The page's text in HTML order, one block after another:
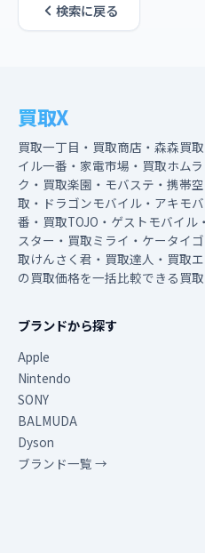
検索に戻る
買取X
買取一丁目・買取商店・森森買
イル一番・家電市場・買取ホム
ク・買取楽園・モバステ・携帯
取・ドラゴンモバイル・アキモ
番・買取TOJO・ゲストモバイ
スター・買取ミライ・ケータイ
取けんさく君・買取達人・買取
の買取価格を一括比較できる買
ブランドから探す
Apple
Nintendo
SONY
BALMUDA
Dyson
ブランド一覧 →